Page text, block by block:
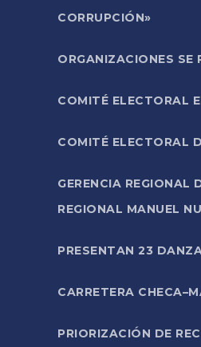
CORRUPCIÓN»
ORGANIZACIONES SE
COMITÉ ELECTORAL
COMITÉ ELECTORAL
GERENCIA REGIONAL
REGIONAL MANUEL
PRESENTAN 23
CARRETERA
PRIORIZACIÓN DE